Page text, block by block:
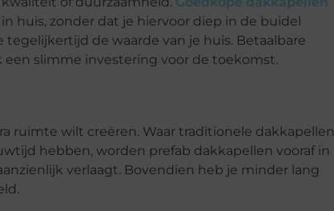
huis, zonder dat je hiervoor diep in de buidel
de waarde van je huis. Betaalbare
slimme investering voor de toekomst.
ruimte wilt creëren. Waar traditionele dakkapellen
hebben, worden prefab dakkapellen vooraf in
verlaagt. Bovendien heb je minder lang